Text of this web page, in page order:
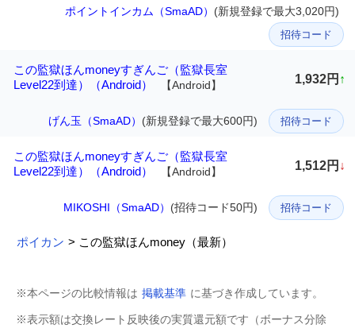
ポイントインカム（SmaAD） (新規登録で最大3,020円)
招待コード
この監獄ほんmoneyすぎんご（監獄長室
Level22到達）（Android）
【Android】 1,932円 ↑
げん玉（SmaAD） (新規登録で最大600円) 招待コード
この監獄ほんmoneyすぎんご（監獄長室
Level22到達）（Android）
【Android】 1,512円 ↓
MIKOSHI（SmaAD） (招待コード50円) 招待コード
ポイカン > この監獄ほんmoney（最新）
※本ページの比較情報は 掲載基準 に基づき作成しています。
※表示額は交換レート反映後の実質還元額です（ボーナス分除